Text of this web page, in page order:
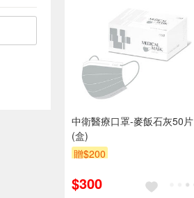
中衛醫療口罩-麥飯石灰50片
(盒)
贈$200
$300